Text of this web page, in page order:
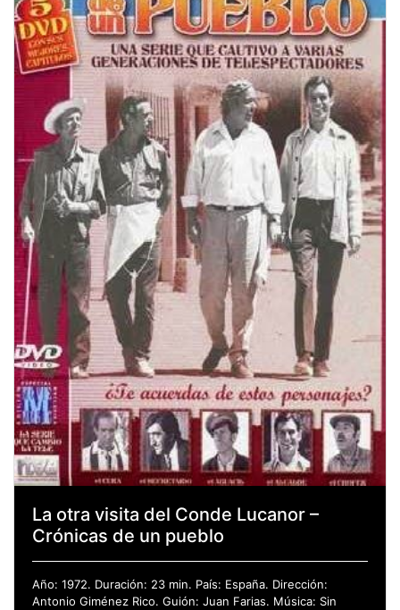
La otra visita del Conde Lucanor –
Crónicas de un pueblo
Año: 1972. Duración: 23 min. País: España. Dirección:
Antonio Giménez Rico. Guión: Juan Farias. Música: Sin